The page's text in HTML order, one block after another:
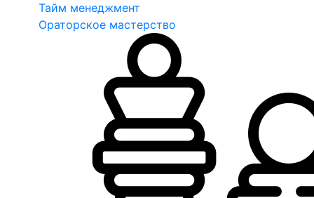
Тайм менеджмент
Ораторское мастерство